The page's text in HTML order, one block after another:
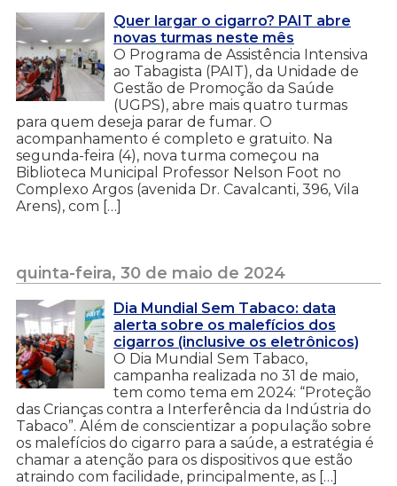
Quer largar o cigarro? PAIT abre
novas turmas neste mês
O Programa de Assistência Intensiva
ao Tabagista (PAIT), da Unidade de
Gestão de Promoção da Saúde
(UGPS), abre mais quatro turmas
para quem deseja parar de fumar. O
acompanhamento é completo e gratuito. Na
segunda-feira (4), nova turma começou na
Biblioteca Municipal Professor Nelson Foot no
Complexo Argos (avenida Dr. Cavalcanti, 396, Vila
Arens), com […]
quinta-feira, 30 de maio de 2024
Dia Mundial Sem Tabaco: data
alerta sobre os malefícios dos
cigarros (inclusive os eletrônicos)
O Dia Mundial Sem Tabaco,
campanha realizada no 31 de maio,
tem como tema em 2024: “Proteção
das Crianças contra a Interferência da Indústria do
Tabaco”. Além de conscientizar a população sobre
os malefícios do cigarro para a saúde, a estratégia é
chamar a atenção para os dispositivos que estão
atraindo com facilidade, principalmente, as […]